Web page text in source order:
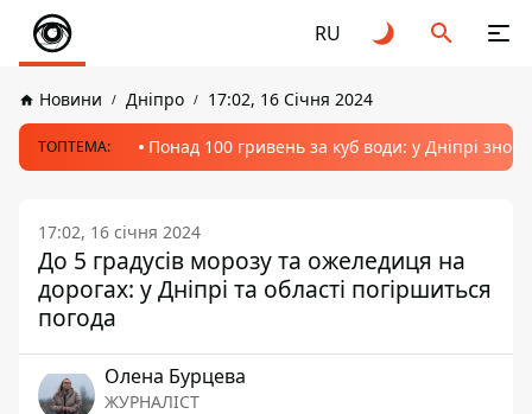
RU
Новини Дніпро 17:02, 16 Січня 2024
ТОПТЕМА: Понад 100 гривень за куб води: у Дніпрі
17:02, 16 січня 2024
До 5 градусів морозу та ожеледиця на
дорогах: у Дніпрі та області погіршиться
погода
Олена Бурцева
ЖУРНАЛІСТ